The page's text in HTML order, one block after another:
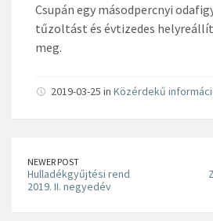
Csupán egy másodpercnyi
tűzoltást és évtizedes
meg.
2019-03-25 in Közérdekű
NEWER POST
Hulladékgyűjtési rend
2019. II. negyedév